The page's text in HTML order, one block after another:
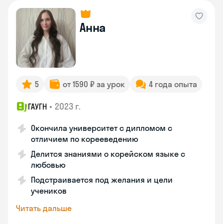
Анна
5 от 1590 ₽ за урок 4 года опыта
ГАУГН • 2023 г.
Окончила университет с дипломом с
отличием по корееведению
Делится знаниями о корейском языке с
любовью
Подстраивается под желания и цели
учеников
Читать дальше